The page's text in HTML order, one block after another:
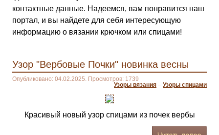
контактные данные. Надеемся, вам понравится наш
портал, и вы найдете для себя интересующую
информацию о вязании крючком или спицами!
Узор "Вербовые Почки" новинка весны
Опубликовано: 04.02.2025. Просмотров: 1739
Узоры вязания – Узоры спицами
Красивый новый узор спицами из почек вербы